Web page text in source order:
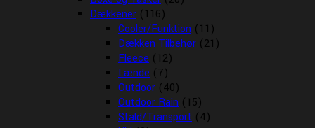
Dækkener (116)
Cooler/Funktion (11)
Dækken Tilbehør (21)
Fleece (12)
Lænde (7)
Outdoor (40)
Outdoor Rain (15)
Stald/Transport (4)